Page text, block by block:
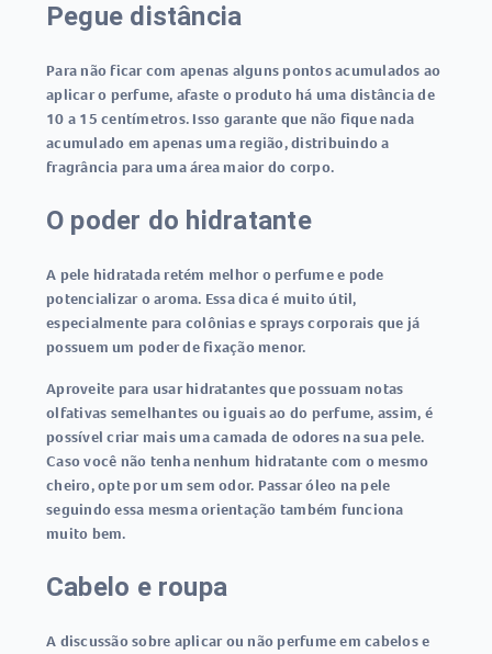
Pegue distância
Para não ficar com apenas alguns pontos acumulados ao
aplicar o perfume, afaste o produto há uma distância de
10 a 15 centímetros. Isso garante que não fique nada
acumulado em apenas uma região, distribuindo a
fragrância para uma área maior do corpo.
O poder do hidratante
A pele hidratada retém melhor o perfume e pode
potencializar o aroma. Essa dica é muito útil,
especialmente para colônias e sprays corporais que já
possuem um poder de fixação menor.
Aproveite para usar hidratantes que possuam notas
olfativas semelhantes ou iguais ao do perfume, assim, é
possível criar mais uma camada de odores na sua pele.
Caso você não tenha nenhum hidratante com o mesmo
cheiro, opte por um sem odor. Passar óleo na pele
seguindo essa mesma orientação também funciona
muito bem.
Cabelo e roupa
A discussão sobre aplicar ou não perfume em cabelos e